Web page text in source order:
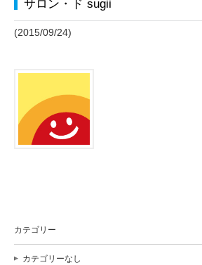
サロン・ド sugii
(2015/09/24)
カテゴリー
カテゴリーなし